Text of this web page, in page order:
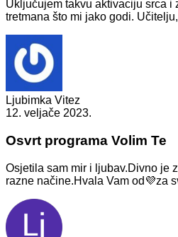
Uključujem takvu aktivaciju srca i
tretmana što mi jako godi.
Ljubimka Vitez
12. veljače 2023.
Osvrt programa Volim Te
Osjetila sam mir i ljubav.Divno je
razne načine.Hvala Vam od💜za